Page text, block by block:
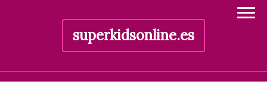
superkidsonline.es